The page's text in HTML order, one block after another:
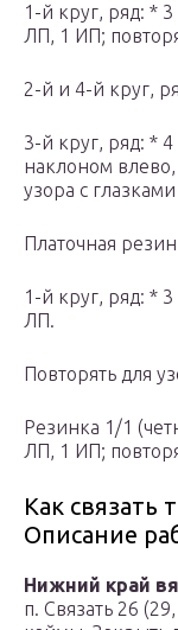
1-й круг, ряд: *
ЛП, 1 ИП;
2-й и 4-й круг,
3-й круг, ряд: *
наклоном влево,
узора с
Платочная
1-й круг, ряд: *
ЛП.
Повторять для
Резинка 1/1
ЛП, 1 ИП;
Как связать
Описание
Нижний край
п. Связать 26